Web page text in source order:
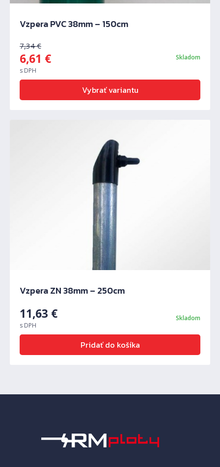
Vzpera PVC 38mm – 150cm
7,34€
6,61 €
s DPH
Skladom
Vybrať variantu
Vzpera ZN 38mm – 250cm
11,63 €
s DPH
Skladom
Pridať do košíka